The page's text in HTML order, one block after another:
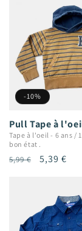
-10%
Pull Tape à
Tape à l'oeil - 6 ans /
bon état .
Prix
5,99 €
Prix
5,39 €